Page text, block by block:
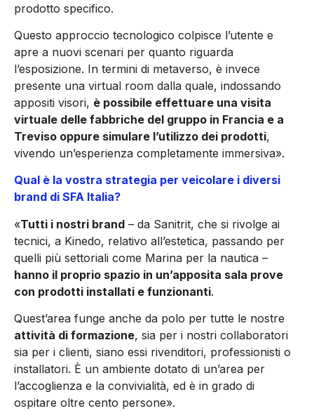
prodotto specifico.
Questo approccio tec­nologico colpisce l’utente e
apre a nuovi scenari per quanto ri­guarda
l’esposizione. In termini di metaverso, è invece
presente una virtual room dalla quale, indossando
appositi visori, è pos­sibile effettuare una visita
virtuale delle fabbriche del gruppo in Francia e a
Treviso oppure simulare l’utilizzo dei prodotti,
viven­do un’esperienza completamente immersiva».
Qual è la vostra strategia per veicolare i diversi
brand di SFA Italia?
«Tutti i nostri brand – da Sanitrit, che si rivolge ai
tecnici, a Kinedo, relativo all’estetica, passando per
quelli più settoriali come Marina per la nautica –
hanno il proprio spazio in un’apposita sala prove
con prodotti installati e funzionanti.
Quest’area funge anche da polo per tutte le nostre
attività di formazione, sia per i nostri collaboratori
sia per i clienti, siano essi rivenditori, professionisti o
installatori. È un ambiente dotato di un’area per
l’accoglienza e la convivialità, ed è in grado di
ospitare oltre cento persone».